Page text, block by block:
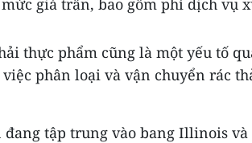
thực phẩm cũng là một yếu tố
phân loại và vận chuyển rác
tập trung vào bang Illinois